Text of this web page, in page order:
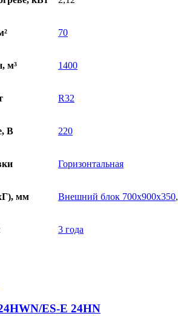
70
м³ 1400
R32
В 220
Горизонтальная
мм Внешний блок 700х900х350,
3 года
ES-E 24HN